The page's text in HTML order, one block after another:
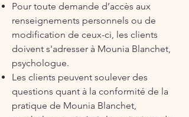
Pour toute demande d’accès aux
renseignements personnels ou de
modification de ceux-ci, les clients
doivent s'adresser à Mounia Blanchet,
psychologue.
Les clients peuvent soulever des
questions quant à la conformité de la
pratique de Mounia Blanchet,